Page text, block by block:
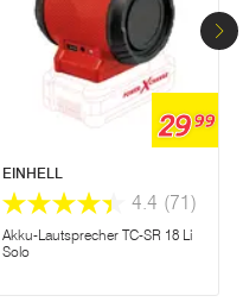
2999
EINHELL
4.4 (71)
Akku-Lautsprecher TC-SR 18 Li
Solo